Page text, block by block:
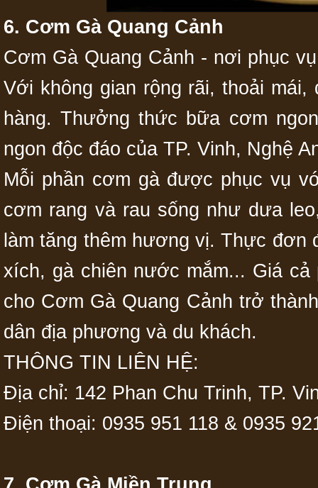
6. Cơm Gà Quang Cảnh
Cơm Gà Quang Cảnh - nơi phục
Với không gian rộng rãi, thoải
hàng. Thưởng thức bữa cơm
ngon độc đáo của TP. Vinh, Nghệ
Mỗi phần cơm gà được phục vụ
cơm rang và rau sống như dưa
làm tăng thêm hương vị. Thực đơn
xích, gà chiên nước mắm... Giá
cho Cơm Gà Quang Cảnh trở
dân địa phương và du khách.
THÔNG TIN LIÊN HỆ:
Địa chỉ: 142 Phan Chu Trinh, TP.
Điện thoại: 0935 951 118 & 0935